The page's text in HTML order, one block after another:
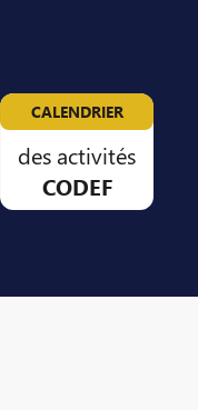
CALENDRIER
des activités
CODEF